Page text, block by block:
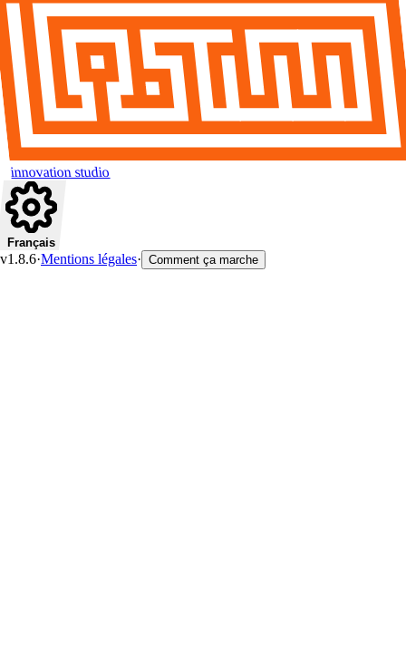
innovation studio
Français
v1.8.6·Mentions légales· Comment ça marche